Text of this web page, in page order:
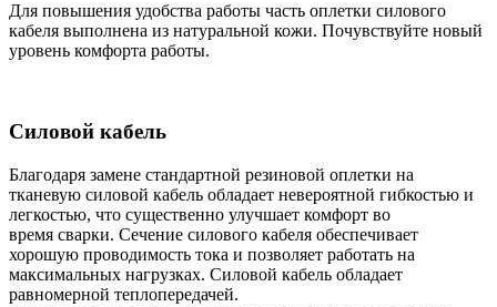
Для повышения удобства работы часть оплетки силового
кабеля выполнена из натуральной кожи. Почувствуйте новый
уровень комфорта работы.
Силовой кабель
Благодаря замене стандартной резиновой оплетки на
тканевую силовой кабель обладает невероятной гибкостью и
легкостью, что существенно улучшает комфорт во
время сварки. Сечение силового кабеля обеспечивает
хорошую проводимость тока и позволяет работать на
максимальных нагрузках. Силовой кабель обладает
равномерной теплопередачей.